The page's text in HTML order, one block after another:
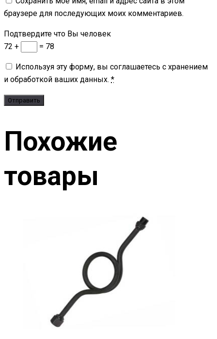
браузере для последующих моих комментариев.
Подтвердите что Вы человек
72 +
= 78
Используя эту форму, вы соглашаетесь с хранением
и обработкой ваших данных. *
Похожие
товары